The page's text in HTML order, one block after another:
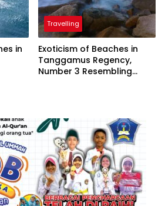
in
Travelling
Exoticism of Beaches in
Tanggamus Regency,
Number 3 Resembling